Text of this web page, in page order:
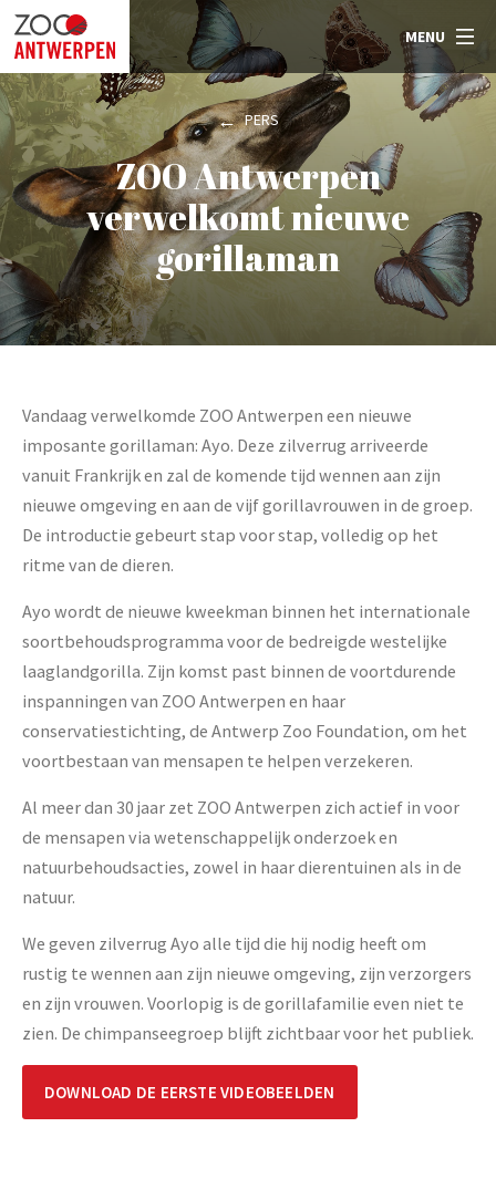
MENU
PERS
ZOO Antwerpen
verwelkomt nieuwe
gorillaman
Vandaag verwelkomde ZOO Antwerpen een nieuwe
imposante gorillaman: Ayo. Deze zilverrug arriveerde
vanuit Frankrijk en zal de komende tijd wennen aan zijn
nieuwe omgeving en aan de vijf gorillavrouwen in de groep.
De introductie gebeurt stap voor stap, volledig op het
ritme van de dieren.
Ayo wordt de nieuwe kweekman binnen het internationale
soortbehoudsprogramma voor de bedreigde westelijke
laaglandgorilla. Zijn komst past binnen de voortdurende
inspanningen van ZOO Antwerpen en haar
conservatiestichting, de Antwerp Zoo Foundation, om het
voortbestaan van mensapen te helpen verzekeren.
Al meer dan 30 jaar zet ZOO Antwerpen zich actief in voor
de mensapen via wetenschappelijk onderzoek en
natuurbehoudsacties, zowel in haar dierentuinen als in de
natuur.
We geven zilverrug Ayo alle tijd die hij nodig heeft om
rustig te wennen aan zijn nieuwe omgeving, zijn verzorgers
en zijn vrouwen. Voorlopig is de gorillafamilie even niet te
zien. De chimpanseegroep blijft zichtbaar voor het publiek.
DOWNLOAD DE EERSTE VIDEOBEELDEN